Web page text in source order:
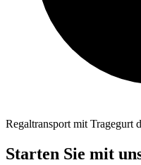
Regaltransport mit Tragegurt
Starten Sie mit